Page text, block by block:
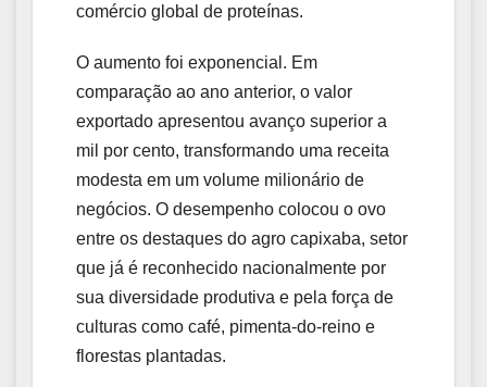
comércio global de proteínas.
O aumento foi exponencial. Em
comparação ao ano anterior, o valor
exportado apresentou avanço superior a
mil por cento, transformando uma receita
modesta em um volume milionário de
negócios. O desempenho colocou o ovo
entre os destaques do agro capixaba, setor
que já é reconhecido nacionalmente por
sua diversidade produtiva e pela força de
culturas como café, pimenta-do-reino e
florestas plantadas.